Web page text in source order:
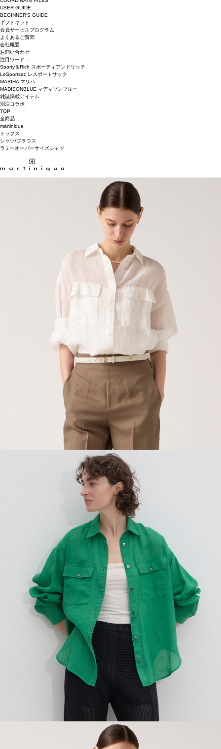
USER GUIDE
BEGINNER’S GUIDE
ギフトキット
会員サービスプログラム
よくあるご質問
会社概要
お問い合わせ
注目ワード：
Sporty＆Rich スポーティアンドリッチ
LeSportsac レスポートサック
MARIHA マリハ
MADISONBLUE マディソンブルー
雑誌掲載アイテム
別注コラボ
TOP
全商品
martinique
トップス
シャツ/ブラウス
ラミーオーバーサイズシャツ